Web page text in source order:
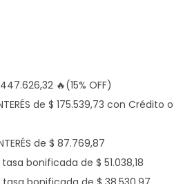
447.626,32 🔥(15% OFF)
de $ 175.539,73 con Crédito o
de $ 87.769,87
bonificada de $ 51.038,18